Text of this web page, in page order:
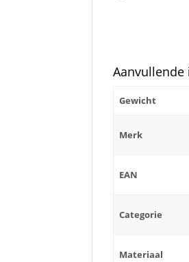
Gewicht
Merk
EAN
Categorie
Materiaal